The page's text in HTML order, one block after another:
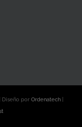
Diseño por Ordenatech|